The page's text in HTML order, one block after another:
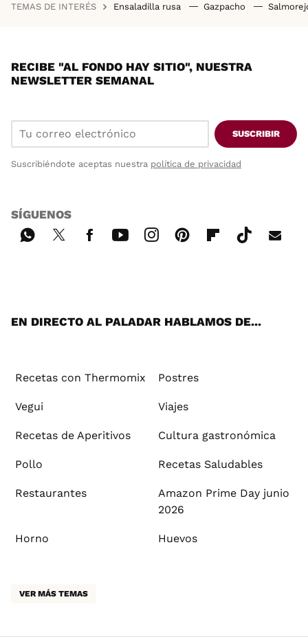
TEMAS DE INTERÉS Ensaladilla rusa Gazpacho
RECIBE "AL FONDO HAY SITIO", NUESTRA
NEWSLETTER SEMANAL
SUSCRIBIR
Suscribiéndote aceptas nuestra política de privacidad
SÍGUENOS
EN DIRECTO AL PALADAR HABLAMOS DE...
Recetas con Thermomix Postres
Vegui Viajes
Recetas de Aperitivos Cultura gastronómica
Pollo Recetas Saludables
Restaurantes
Amazon Prime Day junio
2026
Horno Huevos
VER MÁS TEMAS